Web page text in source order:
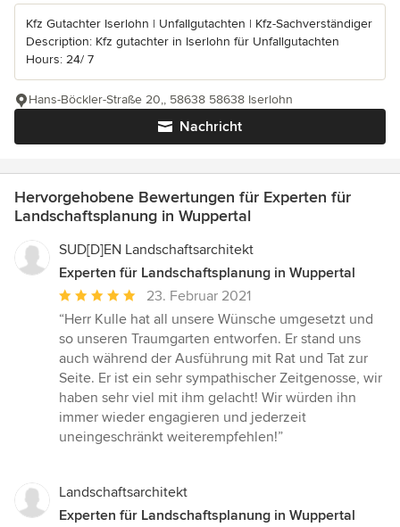
Kfz Gutachter Iserlohn | Unfallgutachten | Kfz-Sachverständiger
Description: Kfz gutachter in Iserlohn für Unfallgutachten
Hours: 24/ 7
Nachricht
Hans-Böckler-Straße 20,, 58638 58638 Iserlohn
Hervorgehobene Bewertungen für Experten für
Landschaftsplanung in Wuppertal
SUD[D]EN Landschaftsarchitekt
Experten für Landschaftsplanung in Wuppertal
Durchschnittliche
Bewertung:
5
von
5
Sternen
23. Februar 2021
“Herr Kulle hat all unsere Wünsche umgesetzt und
so unseren Traumgarten entworfen. Er stand uns
auch während der Ausführung mit Rat und Tat zur
Seite. Er ist ein sehr sympathischer Zeitgenosse, wir
haben sehr viel mit ihm gelacht! Wir würden ihn
immer wieder engagieren und jederzeit
uneingeschränkt weiterempfehlen!”
Landschaftsarchitekt
Experten für Landschaftsplanung in Wuppertal